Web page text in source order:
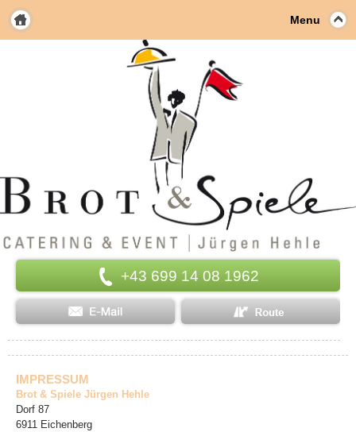
Menu
+43 699 14 08 1962
IMPRESSUM
Brot & Spiele Jürgen Hehle
Dorf 87
6911 Eichenberg